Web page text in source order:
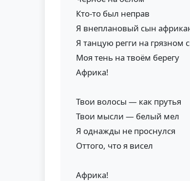
Кто-то был неправ
Я внеплановый сын
Я танцую регги на грязном
Моя тень на твоём берегу
Африка!
Твои волосы — как прутья
Твои мысли — белый мел
Я однажды не проснулся
Оттого, что я висел
Африка!